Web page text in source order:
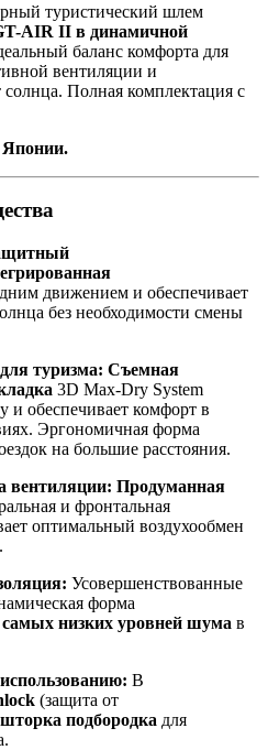
туристический шлем
AIR II в динамичной
баланс комфорта для
вентиляции и
Полная комплектация с
движением и обеспечивает
без необходимости смены
туризма: Съемная
3D Max-Dry System
и обеспечивает комфорт в
Эргономичная форма
на большие расстояния.
вентиляции: Продуманная
и фронтальная
оптимальный воздухообмен
Усовершенствованные
форма
самых низких уровней шума в
В
(защита от
шторка подбородка для